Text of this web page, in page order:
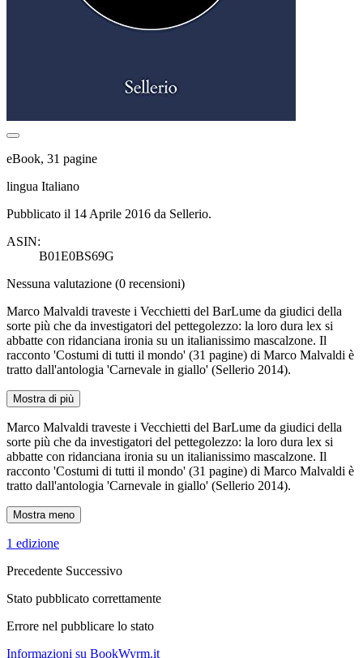
eBook, 31 pagine
lingua Italiano
Pubblicato il 14 Aprile 2016 da Sellerio.
ASIN:
B01E0BS69G
Nessuna valutazione (0 recensioni)
Marco Malvaldi traveste i Vecchietti del BarLume da giudici della
sorte più che da investigatori del pettegolezzo: la loro dura lex si
abbatte con ridanciana ironia su un italianissimo mascalzone. Il
racconto 'Costumi di tutti il mondo' (31 pagine) di Marco Malvaldi è
tratto dall'antologia 'Carnevale in giallo' (Sellerio 2014).
Mostra di più
Marco Malvaldi traveste i Vecchietti del BarLume da giudici della
sorte più che da investigatori del pettegolezzo: la loro dura lex si
abbatte con ridanciana ironia su un italianissimo mascalzone. Il
racconto 'Costumi di tutti il mondo' (31 pagine) di Marco Malvaldi è
tratto dall'antologia 'Carnevale in giallo' (Sellerio 2014).
Mostra meno
1 edizione
Precedente Successivo
Stato pubblicato correttamente
Errore nel pubblicare lo stato
Informazioni su BookWyrm.it